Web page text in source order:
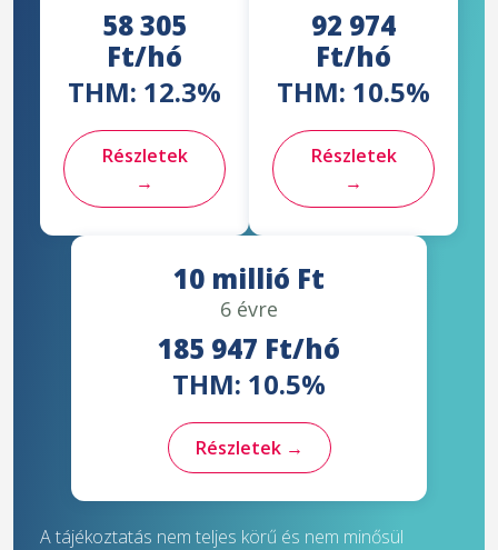
58 305
Ft/hó
THM: 12.3%
Részletek
→
92 974
Ft/hó
THM: 10.5%
Részletek
→
10 millió Ft
6 évre
185 947 Ft/hó
THM: 10.5%
Részletek →
A tájékoztatás nem teljes körű és nem minősül